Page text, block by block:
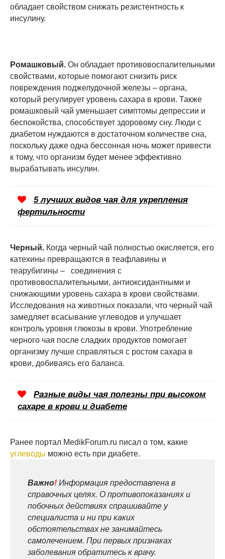
обладает свойством снижать резистентность к
инсулину.
Ромашковый. Он обладает противовоспалительными
свойствами, которые помогают снизить риск
повреждения поджелудочной железы – органа,
который регулирует уровень сахара в крови. Также
ромашковый чай уменьшает симптомы депрессии и
беспокойства, способствует здоровому сну. Люди с
диабетом нуждаются в достаточном количестве сна,
поскольку даже одна бессонная ночь может привести
к тому, что организм будет менее эффективно
вырабатывать инсулин.
5 лучших видов чая для укрепления
фертильности
Черный. Когда черный чай полностью окисляется, его
катехины превращаются в теафлавины и
теарубигины – соединения с
противовоспалительными, антиоксидантными и
снижающими уровень сахара в крови свойствами.
Исследования на животных показали, что черный чай
замедляет всасывание углеводов и улучшает
контроль уровня глюкозы в крови. Употребление
черного чая после сладких продуктов помогает
организму лучше справляться с ростом сахара в
крови, добиваясь его баланса.
Разные виды чая полезны при высоком
сахаре в крови и диабете
Ранее портал MedikForum.ru писал о том, какие
углеводы можно есть при диабете.
Важно! Информация предоставлена в
справочных целях. О противопоказаниях и
побочных действиях спрашивайте у
специалиста и ни при каких
обстоятельствах не занимайтесь
самолечением. При первых признаках
заболевания обратитесь к врачу.